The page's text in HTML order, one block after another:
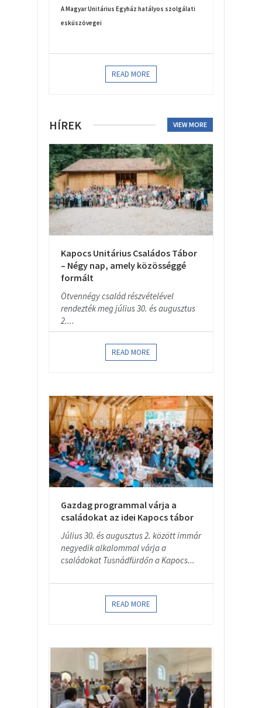
A Magyar Unitárius Egyház hatályos szolgálati
esküszövegei
READ MORE
HÍREK VIEW MORE
Kapocs Unitárius Családos Tábor
– Négy nap, amely közösséggé
formált
Ötvennégy család részvételével
rendezték meg július 30. és augusztus
2....
READ MORE
Gazdag programmal várja a
családokat az idei Kapocs tábor
Július 30. és augusztus 2. között immár
negyedik alkalommal várja a
családokat Tusnádfürdőn a Kapocs...
READ MORE